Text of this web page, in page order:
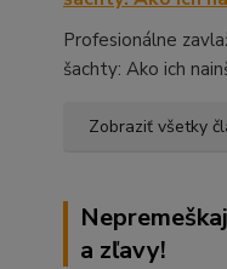
Profesionálne
šachty: Ako ich
Zobraziť všetky
a zľavy!